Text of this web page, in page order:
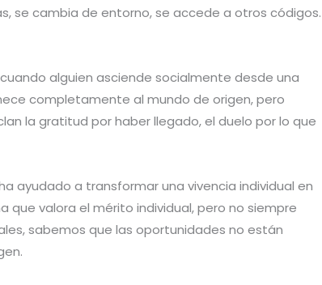
se cambia de entorno, se accede a otros códigos.
alguien asciende socialmente desde una
completamente al mundo de origen, pero
la gratitud por haber llegado, el duelo por lo que
ayudado a transformar una vivencia individual en
que valora el mérito individual, pero no siempre
sabemos que las oportunidades no están